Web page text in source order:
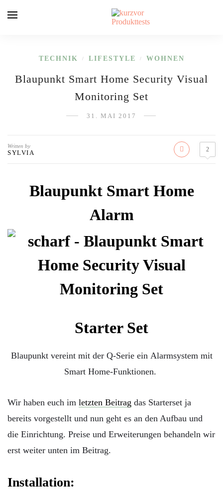
TECHNIK / LIFESTYLE / WOHNEN
Blaupunkt Smart Home Security Visual
Monitoring Set
31. MAI 2017
Written by
SYLVIA 2
Blaupunkt Smart Home
Alarm
Starter Set
Blaupunkt vereint mit der Q-Serie ein Alarmsystem mit
Smart Home-Funktionen.
Wir haben euch im letzten Beitrag das Starterset ja
bereits vorgestellt und nun geht es an den Aufbau und
die Einrichtung. Preise und Erweiterungen behandeln wir
erst weiter unten im Beitrag.
Installation: